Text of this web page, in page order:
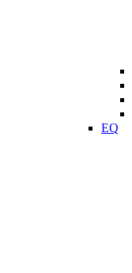
EQ